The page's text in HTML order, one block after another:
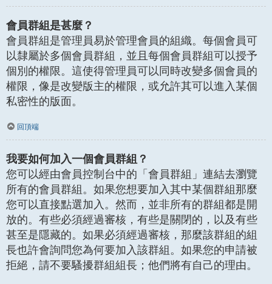
會員群組是甚麼？
會員群組是管理員易於管理會員的組織。每個會員可
以隸屬於多個會員群組，並且每個會員群組可以授予
個別的權限。這使得管理員可以同時改變多個會員的
權限，像是改變版主的權限，或允許其可以進入某個
私密性的版面。
回頂端
我要如何加入一個會員群組？
您可以經由會員控制台中的「會員群組」連結去瀏覽
所有的會員群組。如果您想要加入其中某個群組那麼
您可以直接點選加入。然而，並非所有的群組都是開
放的。有些必須經過審核，有些是關閉的，以及有些
甚至是隱藏的。如果必須經過審核，那麼該群組的組
長也許會詢問您為何要加入該群組。如果您的申請被
拒絕，請不要騷擾群組組長；他們將有自己的理由。